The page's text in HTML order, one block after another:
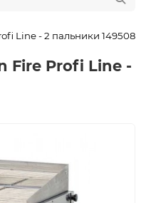
Line - 2 пальники 149508
Fire Profi Line -